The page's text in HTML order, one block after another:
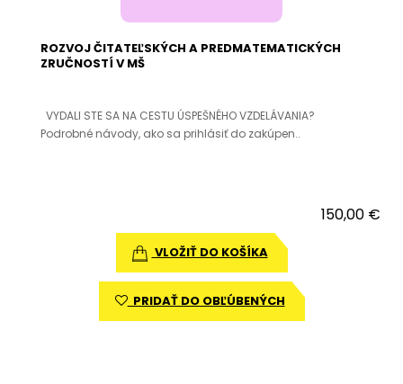
ROZVOJ ČITATEĽSKÝCH A PREDMATEMATICKÝCH
ZRUČNOSTÍ V MŠ
VYDALI STE SA NA CESTU ÚSPEŠNÉHO VZDELÁVANIA?
Podrobné návody, ako sa prihlásiť do zakúpen..
150,00 €
VLOŽIŤ DO KOŠÍKA
PRIDAŤ DO OBĽÚBENÝCH